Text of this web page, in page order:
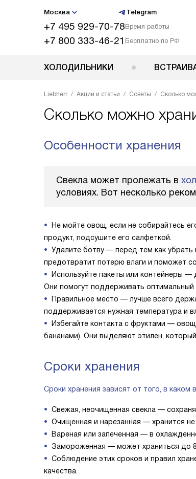
Москва Telegram
+7 495 929-70-78Время работы
+7 800 333-46-21 Бесплатно по РФ
ХОЛОДИЛЬНИКИ
Liebherr Акции и статьи Советы Сколько
Сколько можно
Особенности хранения
Свекла может пролежать в
условиях. Вот несколько
Не мойте овощ, если не собирайтесь
продукт, подсушите его салфеткой.
Удалите ботву — перед тем как убрать
предотвратит потерю влаги и поможет
Используйте пакеты или контейнеры
Они помогут поддерживать оптимальный
Правильное место — лучше всего
поддерживается нужная температура и
Избегайте контакта с фруктами —
бананами). Они выделяют этилен,
Сроки хранения
Сроки хранения зависят от того, в
Свежая, неочищенная свекла —
Очищенная и нарезанная — хранится
Вареная или запеченная — в
Замороженная — может храниться до
Соблюдение этих сроков и правил
качества.